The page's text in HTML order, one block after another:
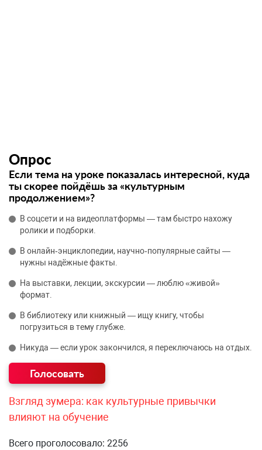
Опрос
Если тема на уроке показалась интересной, куда
ты скорее пойдёшь за «культурным
продолжением»?
В соцсети и на видеоплатформы — там быстро нахожу
ролики и подборки.
В онлайн‑энциклопедии, научно‑популярные сайты —
нужны надёжные факты.
На выставки, лекции, экскурсии — люблю «живой»
формат.
В библиотеку или книжный — ищу книгу, чтобы
погрузиться в тему глубже.
Никуда — если урок закончился, я переключаюсь на отдых.
Взгляд зумера: как культурные привычки
влияют на обучение
Всего проголосовало: 2256